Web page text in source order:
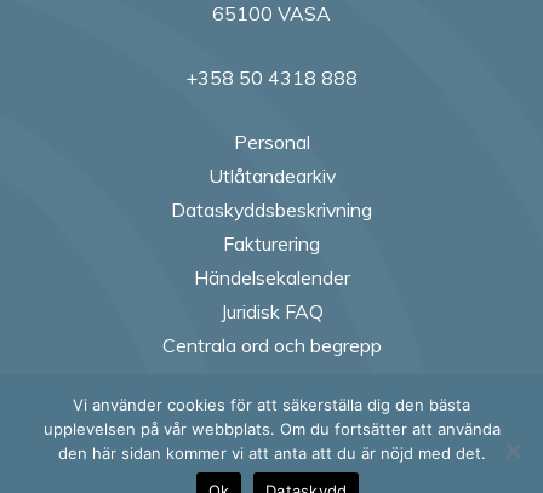
65100 VASA
+358 50 4318 888
Personal
Utlåtandearkiv
Dataskyddsbeskrivning
Fakturering
Händelsekalender
Juridisk FAQ
Centrala ord och begrepp
Follow us on
Follow us on
Follow
Vi använder cookies för att säkerställa dig den bästa
upplevelsen på vår webbplats. Om du fortsätter att använda
den här sidan kommer vi att anta att du är nöjd med det.